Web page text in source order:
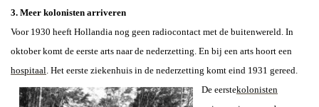
3. Meer kolonisten arriveren
Voor 1930 heeft Hollandia nog geen radiocontact met de buitenwereld. In
oktober komt de eerste arts naar de nederzetting. En bij een arts hoort een
hospitaal. Het eerste ziekenhuis in de nederzetting komt eind 1931 gereed.
De eerstekolonisten